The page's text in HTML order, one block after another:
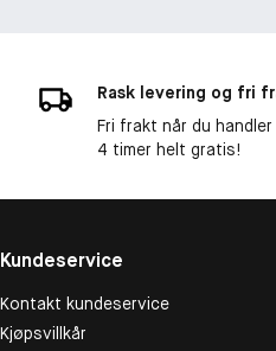
Rask levering og fri
Fri frakt når du
4 timer helt gratis!
Kundeservice
Kontakt kundeservice
Kjøpsvillkår